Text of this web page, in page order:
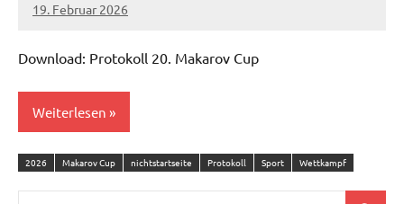
19. Februar 2026
Thomas
Download: Protokoll 20. Makarov Cup
Weiterlesen
2026 Makarov Cup nichtstartseite Protokoll Sport Wettkampf